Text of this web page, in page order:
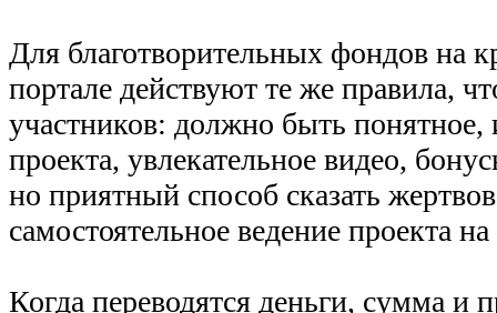
Для благотворительных фондов на
портале действуют те же правила,
участников: должно быть понятное,
проекта, увлекательное видео,
но приятный способ сказать
самостоятельное ведение проекта на
Когда переводятся деньги, сумма и